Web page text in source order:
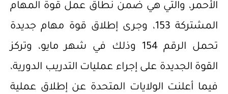
الأحمر، والتي هي ضمن نطاق عمل قوة المهام
المشتركة 153، وجرى إطلاق قوة مهام جديدة
تحمل الرقم 154 وذلك في شهر مايو، وتركز
القوة الجديدة على إجراء عمليات التدريب الدورية،
فيما أعلنت الولايات المتحدة عن إطلاق عملية